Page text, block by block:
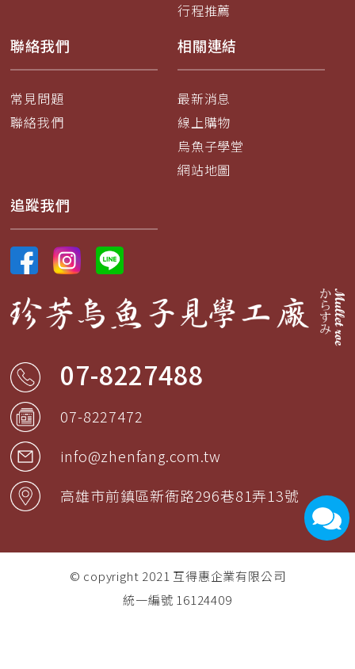
行程推薦
聯絡我們
常見問題
聯絡我們
相關連結
最新消息
線上購物
烏魚子學堂
網站地圖
追蹤我們
07-8227488
07-8227472
info@zhenfang.com.tw
高雄市前鎮區新衙路296巷81弄13號
© copyright 2021 互得惠企業有限公司
統一編號 16124409